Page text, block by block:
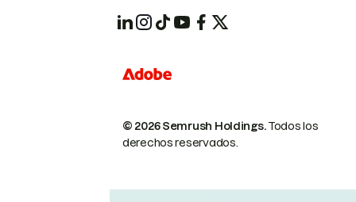
© 2026 Semrush Holdings.Todos los
derechos reservados.